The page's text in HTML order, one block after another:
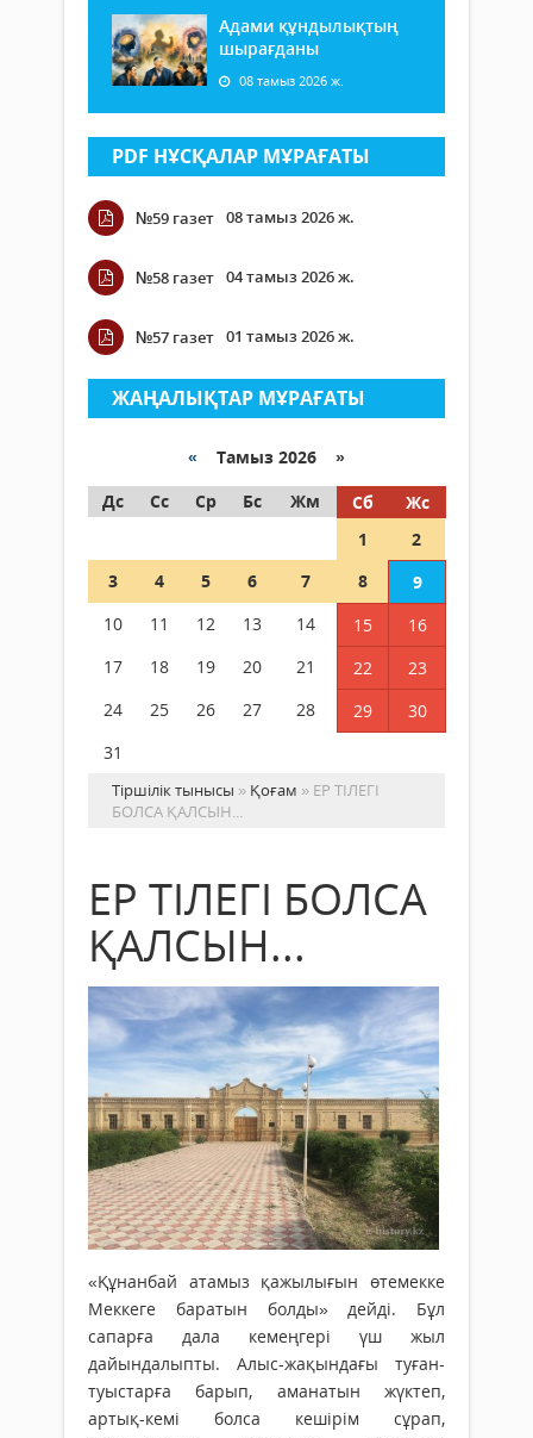
Адами құндылықтың
шырағданы
08 тамыз 2026 ж.
PDF НҰСҚАЛАР МҰРАҒАТЫ
№59 газет 08 тамыз 2026 ж.
№58 газет 04 тамыз 2026 ж.
№57 газет 01 тамыз 2026 ж.
ЖАҢАЛЫҚТАР МҰРАҒАТЫ
« Тамыз 2026 »
Дс
Сс Ср Бс Жм Сб
Жс
1
2
3
4 5 6 7 8
9
10
11 12 13 14 15
16
17
18 19 20 21 22
23
24
25 26 27 28 29
30
31
Тіршілік тынысы » Қоғам » ЕР ТІЛЕГІ
БОЛСА ҚАЛСЫН...
ЕР ТІЛЕГІ БОЛСА
ҚАЛСЫН...
«Құнанбай атамыз қажылығын өтемекке
Меккеге баратын болды» дейді. Бұл
сапарға дала кемеңгері үш жыл
дайындалыпты. Алыс-жақындағы туған-
туыстарға барып, аманатын жүктеп,
артық-кемі болса кешірім сұрап,